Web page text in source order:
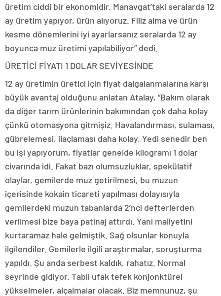
üretim ciddi bir ekonomidir. Manavgat’taki seralarda 12
ay üretim yapıyor, ürün alıyoruz. Filiz alma ve ürün
kesme dönemlerini iyi ayarlarsanız seralarda 12 ay
boyunca muz üretimi yapılabiliyor” dedi.
ÜRETİCİ FİYATI 1 DOLAR SEVİYESİNDE
12 ay üretimin üretici için fiyat dalgalanmalarına karşı
büyük avantaj olduğunu anlatan Atalay, “Bakım olarak
da diğer tarım ürünlerinin bakımından çok daha kolay
çünkü otomasyona gitmişiz. Havalandırması, sulaması,
gübrelemesi, ilaçlaması daha kolay. Yedi senedir ben
bu işi yapıyorum, fiyatlar genelde kilogramı 1 dolar
civarında idi. Fakat bazı olumsuzluklar, spekülatif
olaylar, gemilerde muz getirilmesi, bu muzun
içerisinde kokain ticareti yapılması dolayısıyla
gemilerdeki muzun tabanlarda 2’nci defterlerden
verilmesi bize baya patinaj attırdı. Yani maliyetini
kurtaramaz hale gelmiştik. Sağ olsunlar konuyla
ilgilendiler. Gemilerle ilgili araştırmalar, soruşturma
yapıldı. Şu anda serbest kaldık, rahatız. Normal
seyrinde gidiyor. Tabii ufak tefek konjonktürel
yükselmeler, alçalmalar olacak. Biz memnunuz, şu